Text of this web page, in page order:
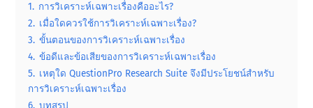
1. การวิเคราะห์เฉพาะเรื่องคืออะไร?
2. เมื่อใดควรใช้การวิเคราะห์เฉพาะเรื่อง?
3. ขั้นตอนของการวิเคราะห์เฉพาะเรื่อง
4. ข้อดีและข้อเสียของการวิเคราะห์เฉพาะเรื่อง
5. เหตุใด QuestionPro Research Suite จึงมีประโยชน์สําหรับ
การวิเคราะห์เฉพาะเรื่อง